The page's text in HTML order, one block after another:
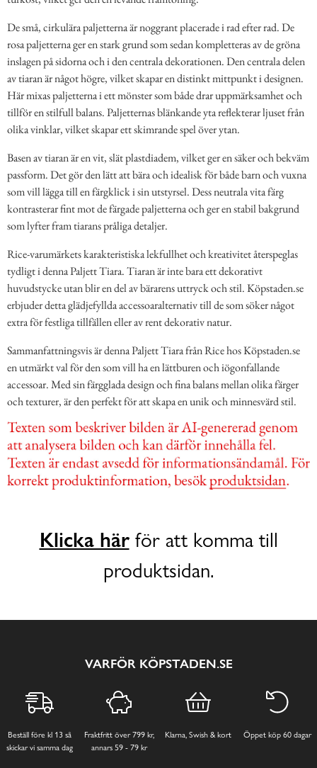
De små, cirkulära paljetterna är noggrant placerade i rad efter rad. De
rosa paljetterna ger en stark grund som sedan kompletteras av de gröna
inslagen på sidorna och i den centrala dekorationen. Den centrala delen
av tiaran är något högre, vilket skapar en distinkt mittpunkt i designen.
Här mixas paljetterna i ett mönster som både drar uppmärksamhet och
tillför en stilfull balans. Paljetternas blänkande yta reflekterar ljuset från
olika vinklar, vilket skapar ett skimrande spel över ytan.
Basen av tiaran är en vit, slät plastdiadem, vilket ger en säker och bekväm
passform. Det gör den lätt att bära och idealisk för både barn och vuxna
som vill lägga till en färgklick i sin utstyrsel. Dess neutrala vita färg
kontrasterar fint mot de färgade paljetterna och ger en stabil bakgrund
som lyfter fram tiarans pråliga detaljer.
Rice-varumärkets karakteristiska lekfullhet och kreativitet återspeglas
tydligt i denna Paljett Tiara. Tiaran är inte bara ett dekorativt
huvudstycke utan blir en del av bärarens uttryck och stil. Köpstaden.se
erbjuder detta glädjefyllda accessoaralternativ till de som söker något
extra för festliga tillfällen eller av rent dekorativ natur.
Sammanfattningsvis är denna Paljett Tiara från Rice hos Köpstaden.se
en utmärkt val för den som vill ha en lättburen och iögonfallande
accessoar. Med sin färgglada design och fina balans mellan olika färger
och texturer, är den perfekt för att skapa en unik och minnesvärd stil.
Klicka härför att komma till
produktsidan.
VARFÖR KÖPSTADEN.SE
Beställ före kl 13 så
skickar vi samma dag
Fraktfritt över 799 kr,
annars 59 - 79 kr
Klarna, Swish & kort Öppet köp 60 dagar